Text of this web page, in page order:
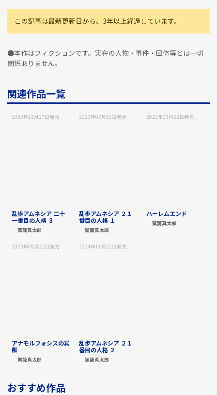
この記事は最新更新日から、3年以上経過しています。
●本作はフィクションです。実在の人物・事件・団体等とは一切
関係ありません。
関連作品一覧
2025年12月27日発売
乱歩アムネシア 二十
一番目の人格 ３
駕籠真太郎
2023年07月31日発売
乱歩アムネシア ２１
番目の人格 １
駕籠真太郎
2022年09月22日発売
ハーレムエンド
駕籠真太郎
2022年09月22日発売
アナモルフォシスの冥
獣
駕籠真太郎
2024年11月22日発売
乱歩アムネシア ２１
番目の人格 ２
駕籠真太郎
おすすめ作品